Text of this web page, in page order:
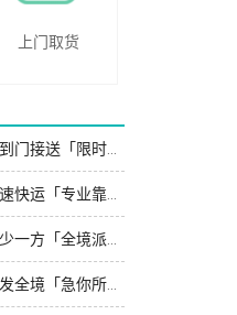
上门取货
厦门到沧州物流专线_门到门接送「限时必达」
厦门到廊坊物流专线_高速快运「专业靠谱」
厦门到衡水物流专线_多少一方「全境派送」
厦门到太原物流专线_直发全境「急你所需」